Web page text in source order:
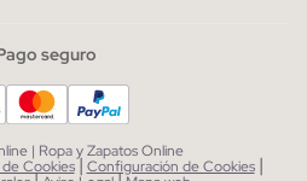
seguro
| Ropa y Zapatos Online
de Cookies| Configuración de Cookies |